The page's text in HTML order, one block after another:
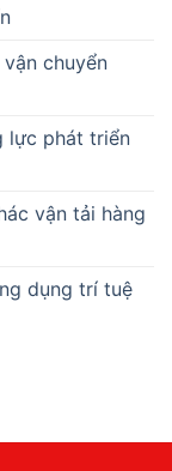
chuyển
lực phát triển
vận tải hàng
dụng trí tuệ